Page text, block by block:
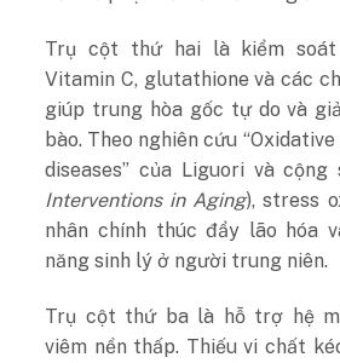
Trụ cột thứ hai là kiểm soát
Vitamin C, glutathione và các
giúp trung hòa gốc tự do và
bào. Theo nghiên cứu
diseases” của Liguori và cộng
Interventions in Aging), stress
nhân chính thúc đẩy lão hóa
năng sinh lý ở người trung niên.
Trụ cột thứ ba là hỗ trợ hệ
viêm nền thấp. Thiếu vi chất